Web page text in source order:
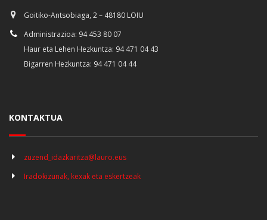
Goitiko-Antsobiaga, 2 – 48180 LOIU
Administrazioa: 94 453 80 07
Haur eta Lehen Hezkuntza: 94 471 04 43
Bigarren Hezkuntza: 94 471 04 44
KONTAKTUA
zuzend_idazkaritza@lauro.eus
Iradokizunak, kexak eta eskertzeak